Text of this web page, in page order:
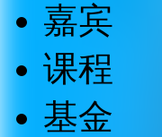
嘉宾
课程
基金